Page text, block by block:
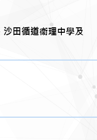
田循道衞理中學及